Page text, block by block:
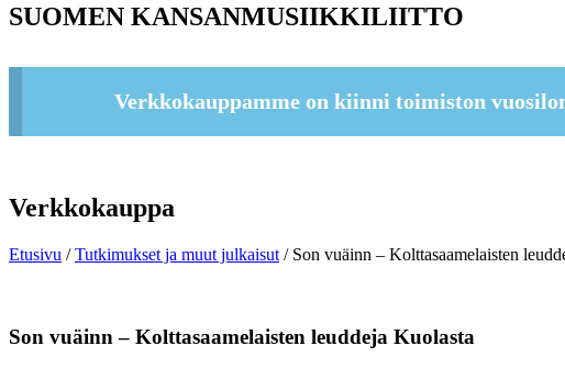
SUOMEN KANSANMUSIIKKILIITTO
Verkkokauppamme on kiinni toimiston
Verkkokauppa
Etusivu /Tutkimukset ja muut julkaisut / Son vuäinn – Kolttasaamelaisten
Son vuäinn – Kolttasaamelaisten leuddeja Kuolasta